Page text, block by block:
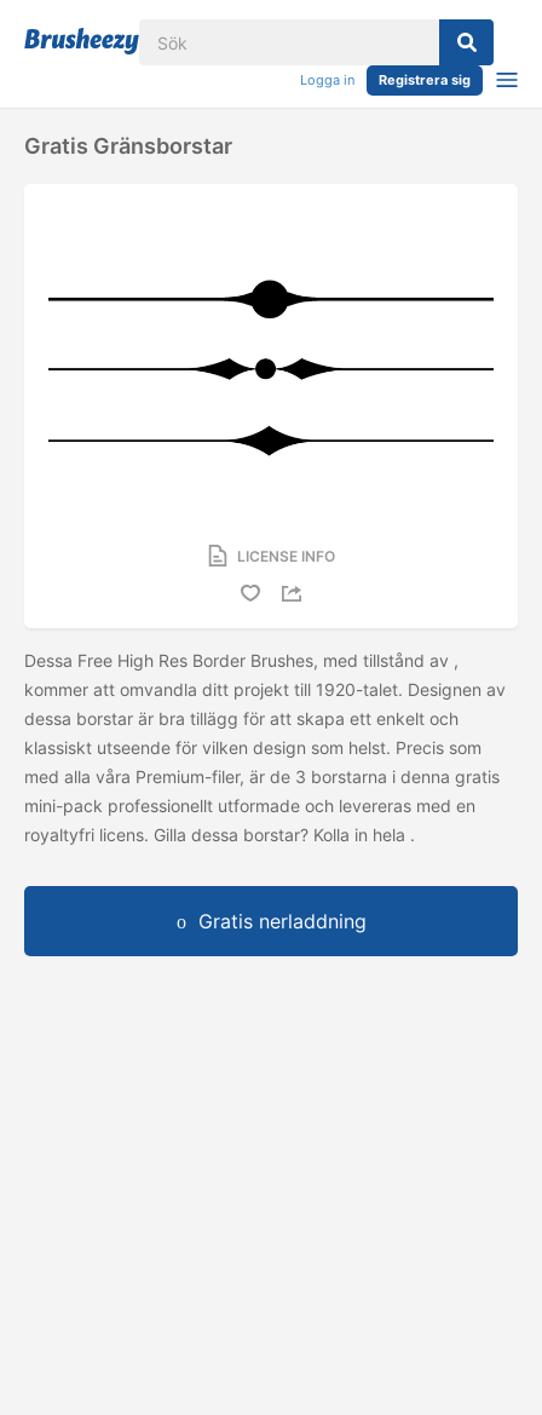
Logga in Registrera sig
Gratis Gränsborstar
LICENSE INFO
Dessa Free High Res Border Brushes, med tillstånd av ,
kommer att omvandla ditt projekt till 1920-talet. Designen av
dessa borstar är bra tillägg för att skapa ett enkelt och
klassiskt utseende för vilken design som helst. Precis som
med alla våra Premium-filer, är de 3 borstarna i denna gratis
mini-pack professionellt utformade och levereras med en
royaltyfri licens. Gilla dessa borstar? Kolla in hela .
Gratis nerladdning